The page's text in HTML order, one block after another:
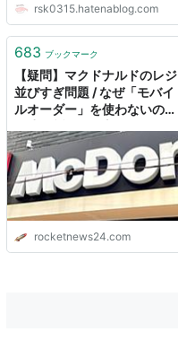
rsk0315.hatenablog.com
683 ブックマーク
【疑問】マクドナルドのレジ
並びすぎ問題 / なぜ「モバイ
ルオーダー」を使わないのか
rocketnews24.com